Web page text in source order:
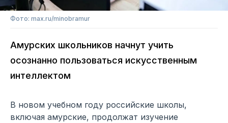
Фото: max.ru/minobramur
Амурских школьников начнут учить
осознанно пользоваться искусственным
интеллектом
В новом учебном году российские школы,
включая амурские, продолжат изучение